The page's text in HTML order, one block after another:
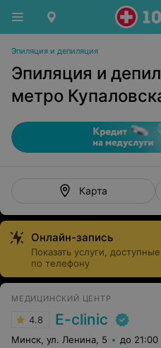
Эпиляция и депиляция
Эпиляция и
метро
Карта
Онлайн-запись
Показать услуги,
по телефону
МЕДИЦИНСКИЙ ЦЕНТР
4.8 E-clinic
Минск, ул. Ленина, 5 до 21:00